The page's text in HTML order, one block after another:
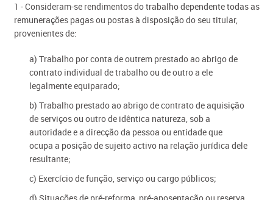
1 - Consideram-se rendimentos do trabalho dependente todas as
remunerações pagas ou postas à disposição do seu titular,
provenientes de:
a) Trabalho por conta de outrem prestado ao abrigo de
contrato individual de trabalho ou de outro a ele
legalmente equiparado;
b) Trabalho prestado ao abrigo de contrato de aquisição
de serviços ou outro de idêntica natureza, sob a
autoridade e a direcção da pessoa ou entidade que
ocupa a posição de sujeito activo na relação jurídica dele
resultante;
c) Exercício de função, serviço ou cargo públicos;